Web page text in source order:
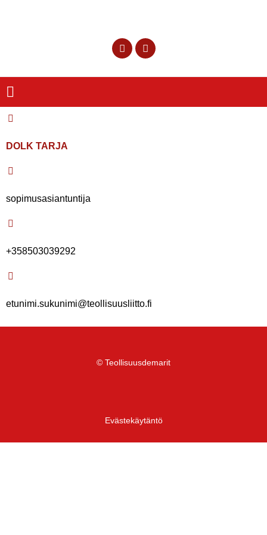
DOLK TARJA
sopimusasiantuntija
+358503039292
etunimi.sukunimi@teollisuusliitto.fi
© Teollisuusdemarit
Evästekäytäntö